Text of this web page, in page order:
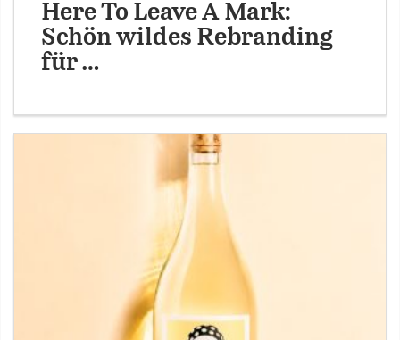
Here To Leave A Mark:
Schön wildes Rebranding
für …